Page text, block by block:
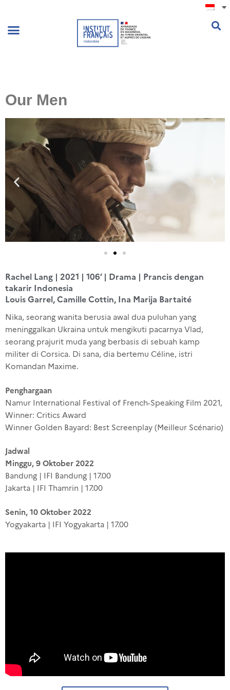
Our Men
Rachel Lang | 2021 | 106’ | Drama | Prancis dengan
takarir Indonesia
Louis Garrel, Camille Cottin, Ina Marija Bartaité
Nika, seorang wanita berusia awal dua puluhan yang
meninggalkan Ukraina untuk mengikuti pacarnya Vlad,
seorang prajurit muda yang berbasis di sebuah kamp
militer di Corsica. Di sana, dia bertemu Céline, istri
Komandan Maxime.
Penghargaan
Namur International Festival of French-Speaking Film 2021,
Winner: Critics Award
Winner Golden Bayard: Best Screenplay (Meilleur Scénario)
Jadwal
Minggu, 9 Oktober 2022
Bandung | IFI Bandung | 17.00
Jakarta | IFI Thamrin | 17.00
Senin, 10 Oktober 2022
Yogyakarta | IFI Yogyakarta | 17.00